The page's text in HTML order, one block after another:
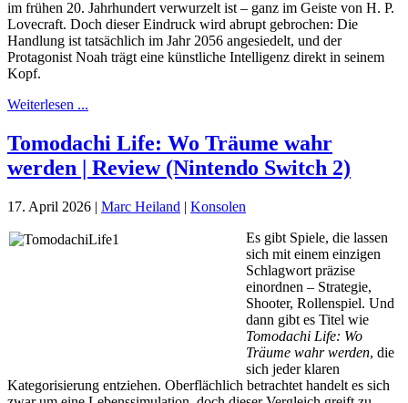
im frühen 20. Jahrhundert verwurzelt ist – ganz im Geiste von H. P.
Lovecraft. Doch dieser Eindruck wird abrupt gebrochen: Die
Handlung ist tatsächlich im Jahr 2056 angesiedelt, und der
Protagonist Noah trägt eine künstliche Intelligenz direkt in seinem
Kopf.
Weiterlesen ...
Tomodachi Life: Wo Träume wahr
werden | Review (Nintendo Switch 2)
17. April 2026 | Marc Heiland | Konsolen
Es gibt Spiele, die lassen
sich mit einem einzigen
Schlagwort präzise
einordnen – Strategie,
Shooter, Rollenspiel. Und
dann gibt es Titel wie
Tomodachi Life: Wo
Träume wahr werden, die
sich jeder klaren
Kategorisierung entziehen. Oberflächlich betrachtet handelt es sich